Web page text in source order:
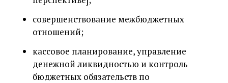
совершенствование межбюджетных
отношений;
кассовое планирование, управление
денежной ликвидностью и контроль
бюджетных обязательств по